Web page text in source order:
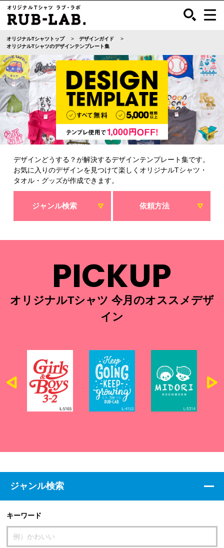
オリジナルTシャツトップ
デザインガイド
オリジナルTシャツのデザインテンプレート集
デザインどうする？が解決するデザインテンプレート集です。
お気に入りのデザインを見つけて楽しくオリジナルTシャツ・
タオル・グッズが作成できます。
ジャンル検索 依頼方法
PICKUP
オリジナルTシャツ 今月のオススメデザ
イン
ジャンル検索
キーワード